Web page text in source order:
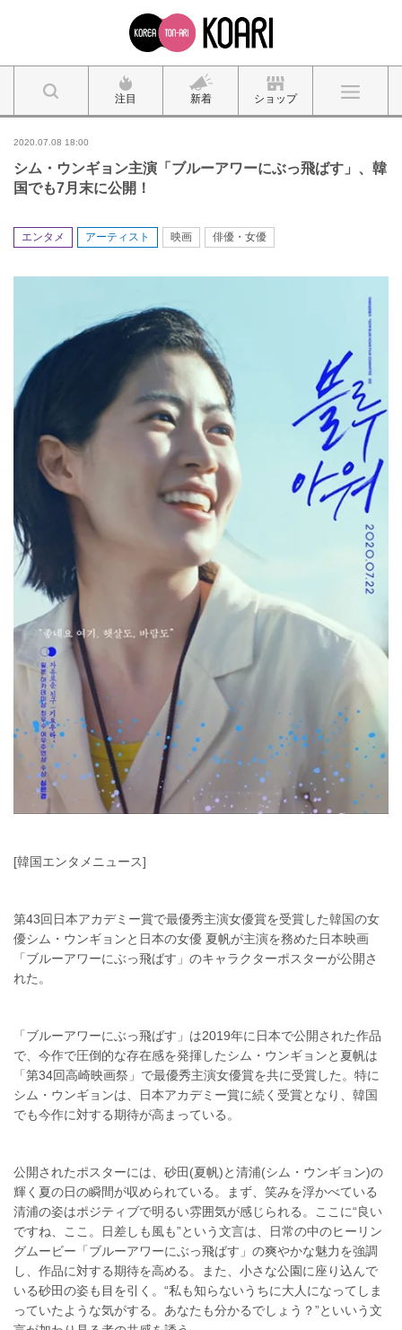
注目 新着 ショップ
2020.07.08 18:00
シム・ウンギョン主演「ブルーアワーにぶっ飛ばす」、韓
国でも7月末に公開！
エンタメ アーティスト 映画 俳優・女優
[韓国エンタメニュース]
第43回日本アカデミー賞で最優秀主演女優賞を受賞した韓国の女
優シム・ウンギョンと日本の女優 夏帆が主演を務めた日本映画
「ブルーアワーにぶっ飛ばす」のキャラクターポスターが公開さ
れた。
「ブルーアワーにぶっ飛ばす」は2019年に日本で公開された作品
で、今作で圧倒的な存在感を発揮したシム・ウンギョンと夏帆は
「第34回高崎映画祭」で最優秀主演女優賞を共に受賞した。特に
シム・ウンギョンは、日本アカデミー賞に続く受賞となり、韓国
でも今作に対する期待が高まっている。
公開されたポスターには、砂田(夏帆)と清浦(シム・ウンギョン)の
輝く夏の日の瞬間が収められている。まず、笑みを浮かべている
清浦の姿はポジティブで明るい雰囲気が感じられる。ここに“良い
ですね、ここ。日差しも風も”という文言は、日常の中のヒーリン
グムービー「ブルーアワーにぶっ飛ばす」の爽やかな魅力を強調
し、作品に対する期待を高める。また、小さな公園に座り込んで
いる砂田の姿も目を引く。“私も知らないうちに大人になってしま
っていたような気がする。あなたも分かるでしょう？”といいう文